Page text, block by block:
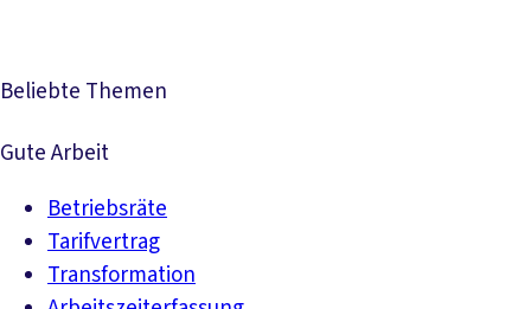
Beliebte Themen
Gute Arbeit
Betriebsräte
Tarifvertrag
Transformation